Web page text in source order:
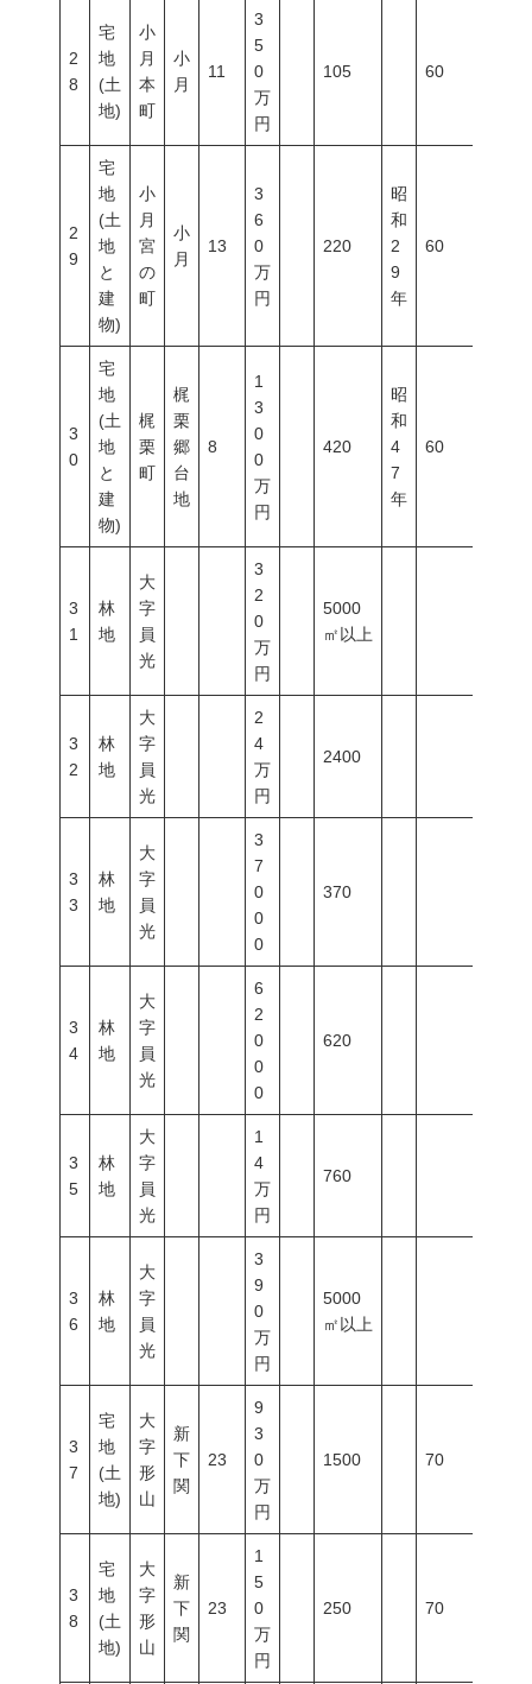
2
8
宅
地
(土
地)
小
月
本
町
小
月
11
3
5
0
万
円
105 60
2
9
宅
地
(土
地
と
建
物)
小
月
宮
の
町
小
月
13
3
6
0
万
円
220
昭
和
2
9
年
60
3
0
宅
地
(土
地
と
建
物)
梶
栗
町
梶
栗
郷
台
地
8
1
3
0
0
万
円
420
昭
和
4
7
年
60
3
1
林
地
大
字
員
光
3
2
0
万
円
5000
㎡以上
3
2
林
地
大
字
員
光
2
4
万
円
2400
3
3
林
地
大
字
員
光
3
7
0
0
0
370
3
4
林
地
大
字
員
光
6
2
0
0
0
620
3
5
林
地
大
字
員
光
1
4
万
円
760
3
6
林
地
大
字
員
光
3
9
0
万
円
5000
㎡以上
3
7
宅
地
(土
地)
大
字
形
山
新
下
関
23
9
3
0
万
円
1500 70
3
8
宅
地
(土
地)
大
字
形
山
新
下
関
23
1
5
0
万
円
250 70